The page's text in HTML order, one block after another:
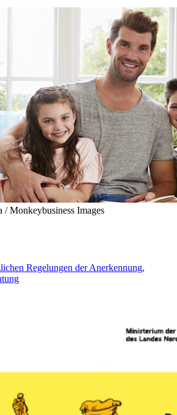
Monkeybusiness Images
Regelungen der Anerkennung,